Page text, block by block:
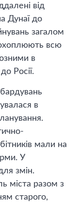
від
Дунаї до
загалом
охоплюють всю
в
Росії.
в
мали на
У
змін.
міста разом з
старого,